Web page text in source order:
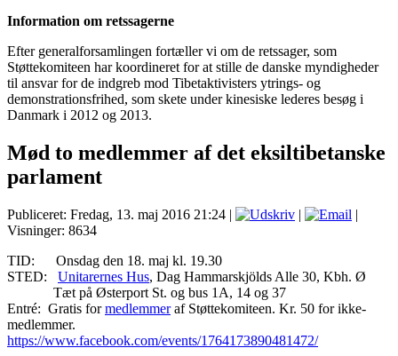
Information om retssagerne
Efter generalforsamlingen fortæller vi om de retssager, som
Støttekomiteen har koordineret for at stille de danske myndigheder
til ansvar for de indgreb mod Tibetaktivisters ytrings- og
demonstrationsfrihed, som skete under kinesiske lederes besøg i
Danmark i 2012 og 2013.
Mød to medlemmer af det eksiltibetanske
parlament
Publiceret: Fredag, 13. maj 2016 21:24 | |
|
Visninger: 8634
TID: Onsdag den 18. maj kl. 19.30
STED: Unitarernes Hus, Dag Hammarskjölds Alle 30, Kbh. Ø
Tæt på Østerport St. og bus 1A, 14 og 37
Entré: Gratis formedlemmeraf Støttekomiteen. Kr. 50 for ikke-
medlemmer.
https://www.facebook.com/events/1764173890481472/